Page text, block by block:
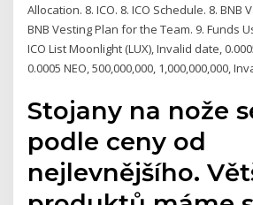
Allocation. 8. ICO. 8. ICO Schedule. 8. BNB
BNB Vesting Plan for the Team. 9. Funds
ICO List Moonlight (LUX), Invalid date,
0.0005 NEO, 500,000,000, 1,000,000,000,
Stojany na nože
podle ceny od
nejlevnějšího.